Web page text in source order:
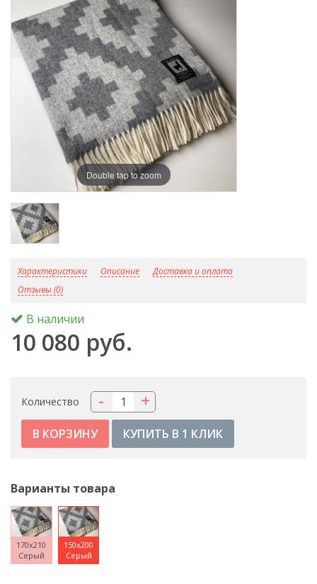
Double tap to zoom
Характеристики Описание
Доставка и оплата
Отзывы (0)
В наличии
10 080 руб.
Количество +
-
КУПИТЬ В 1 КЛИК
Варианты товара
170x210
Серый
150x200
Серый